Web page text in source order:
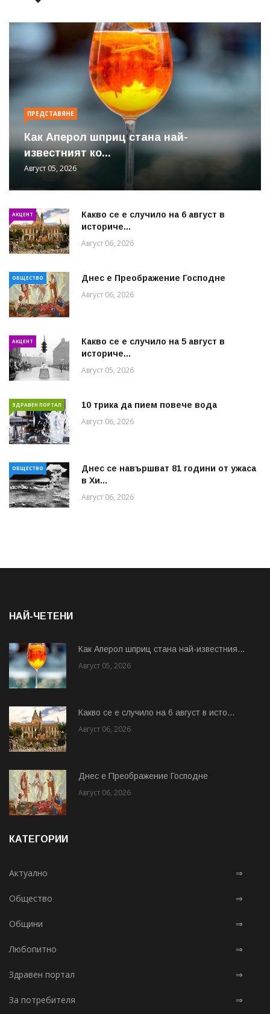
ПРЕДСТАВЯНЕ
Как Аперол шприц стана най-
известният ко...
Август 05, 2026
АКЦЕНТ
Какво се е случило на 6 август в
историче...
Август 06, 2026
ОБЩЕСТВО Днес е Преображение Господне
Август 06, 2026
АКЦЕНТ
Какво се е случило на 5 август в
историче...
Август 05, 2026
ЗДРАВЕН ПОРТАЛ 10 трика да пием повече вода
Август 06, 2026
ОБЩЕСТВО
Днес се навършват 81 години от ужаса
в Хи...
Август 06, 2026
НАЙ-ЧЕТЕНИ
Как Аперол шприц стана най-известния...
Август 05, 2026
Какво се е случило на 6 август в исто...
Август 06, 2026
Днес е Преображение Господне
Август 06, 2026
КАТЕГОРИИ
Актуално ⇒
Общество ⇒
Общини ⇒
Любопитно ⇒
Здравен портал ⇒
За потребителя ⇒